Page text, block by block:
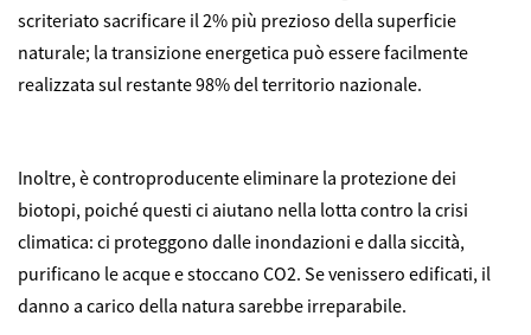
scriteriato sacrificare il 2% più prezioso della superficie
naturale; la transizione energetica può essere facilmente
realizzata sul restante 98% del territorio nazionale.
Inoltre, è controproducente eliminare la protezione dei
biotopi, poiché questi ci aiutano nella lotta contro la crisi
climatica: ci proteggono dalle inondazioni e dalla siccità,
purificano le acque e stoccano CO2. Se venissero edificati, il
danno a carico della natura sarebbe irreparabile.